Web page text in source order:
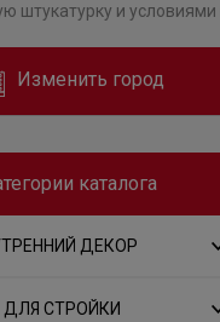
штукатурку и условиями
Изменить город
каталога
ДЕКОР
ДЛЯ СТРОЙКИ